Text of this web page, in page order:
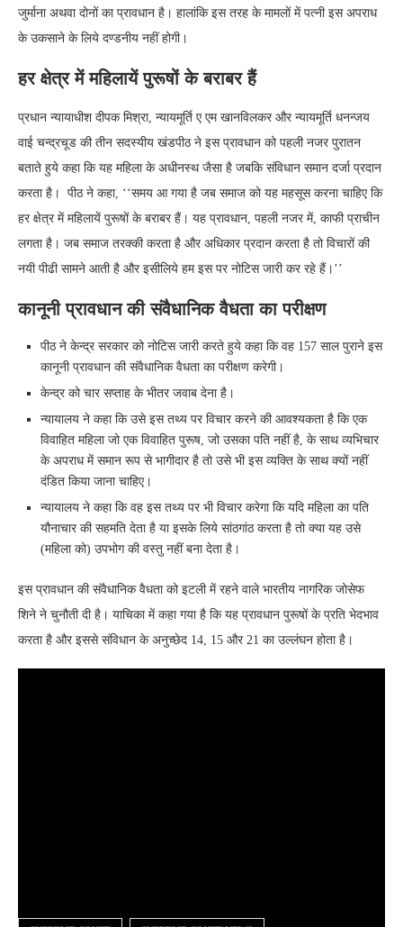
जुर्माना अथवा दोनों का प्रावधान है। हालांकि इस तरह के मामलों में पत्नी इस अपराध
के उकसाने के लिये दण्डनीय नहीं होगी।
हर क्षेत्र में महिलायें पुरूषों के बराबर हैं
प्रधान न्यायाधीश दीपक मिश्रा, न्यायमूर्ति ए एम खानविलकर और न्यायमूर्ति धनन्जय
वाई चन्द्रचूड की तीन सदस्यीय खंडपीठ ने इस प्रावधान को पहली नजर पुरातन
बताते हुये कहा कि यह महिला के अधीनस्थ जैसा है जबकि संविधान समान दर्जा प्रदान
करता है। पीठ ने कहा, ‘‘समय आ गया है जब समाज को यह महसूस करना चाहिए कि
हर क्षेत्र में महिलायें पुरूषों के बराबर हैं। यह प्रावधान, पहली नजर में, काफी प्राचीन
लगता है। जब समाज तरक्की करता है और अधिकार प्रदान करता है तो विचारों की
नयी पीढी सामने आती है और इसीलिये हम इस पर नोटिस जारी कर रहे हैं।’’
कानूनी प्रावधान की संवैधानिक वैधता का परीक्षण
पीठ ने केन्द्र सरकार को नोटिस जारी करते हुये कहा कि वह 157 साल पुराने इस
कानूनी प्रावधान की संवैधानिक वैधता का परीक्षण करेगी।
केन्द्र को चार सप्ताह के भीतर जवाब देना है।
न्यायालय ने कहा कि उसे इस तथ्य पर विचार करने की आवश्यकता है कि एक
विवाहित महिला जो एक विवाहित पुरूष, जो उसका पति नहीं है, के साथ व्यभिचार
के अपराध में समान रूप से भागीदार है तो उसे भी इस व्यक्ति के साथ क्यों नहीं
दंडित किया जाना चाहिए।
न्यायालय ने कहा कि वह इस तथ्य पर भी विचार करेगा कि यदि महिला का पति
यौनाचार की सहमति देता है या इसके लिये सांठगांठ करता है तो क्या यह उसे
(महिला को) उपभोग की वस्तु नहीं बना देता है।
इस प्रावधान की संवैधानिक वैधता को इटली में रहने वाले भारतीय नागरिक जोसेफ
शिने ने चुनौती दी है। याचिका में कहा गया है कि यह प्रावधान पुरूषों के प्रति भेदभाव
करता है और इससे संविधान के अनुच्छेद 14, 15 और 21 का उल्लंघन होता है।